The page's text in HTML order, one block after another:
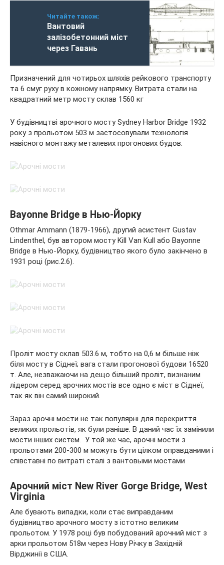
Читайте також:
Вантовий
залізобетонний міст
через Гавань
Призначений для чотирьох шляхів рейкового транспорту
та 6 смуг руху в кожному напрямку. Витрата стали на
квадратний метр мосту склав 1560 кг
У будівництві арочного мосту Sydney Harbor Bridge 1932
року з прольотом 503 м застосовували технологія
навісного монтажу металевих прогонових будов.
Bayonne Bridge в Нью-Йорку
Othmar Ammann (1879-1966), другий асистент Gustav
Lindenthel, був автором мосту Kill Van Kull або Bayonne
Bridge в Нью-Йорку, будівництво якого було закінчено в
1931 році (рис.2.6).
Проліт мосту склав 503.6 м, тобто на 0,6 м більше ніж
біля мосту в Сіднеї; вага стали прогонової будови 16520
т. Але, незважаючи на дещо більший проліт, визнаним
лідером серед арочних мостів все одно є міст в Сіднеї,
так як він самий широкий.
Зараз арочні мости не так популярні для перекриття
великих прольотів, як були раніше. В даний час їх замінили
мости інших систем. У той же час, арочні мости з
прольотами 200-300 м можуть бути цілком оправданими і
співставні по витраті сталі з вантовыми мостами
Арочний міст New River Gorge Bridge, West
Virginia
Але бувають випадки, коли стає виправданим
будівництво арочного мосту з істотно великим
прольотом. У 1978 році був побудований арочний міст з
арки прольотом 518м через Нову Річку в Західній
Вірджинії в США.